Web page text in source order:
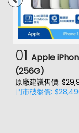
01 Apple
(256G)
原廠建議售價:
門市破盤價: